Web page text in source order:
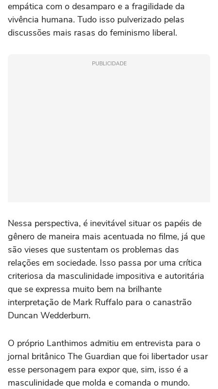
empática com o desamparo e a fragilidade da
vivência humana. Tudo isso pulverizado pelas
discussões mais rasas do feminismo liberal.
PUBLICIDADE
Nessa perspectiva, é inevitável situar os papéis de
gênero de maneira mais acentuada no filme, já que
são vieses que sustentam os problemas das
relações em sociedade. Isso passa por uma crítica
criteriosa da masculinidade impositiva e autoritária
que se expressa muito bem na brilhante
interpretação de Mark Ruffalo para o canastrão
Duncan Wedderburn.
O próprio Lanthimos admitiu em entrevista para o
jornal britânico The Guardian que foi libertador usar
esse personagem para expor que, sim, isso é a
masculinidade que molda e comanda o mundo.